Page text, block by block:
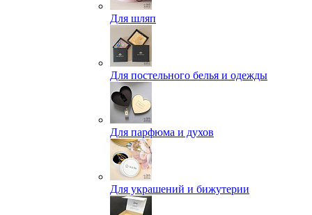
Для шляп
Для постельного белья и одежды
Для парфюма и духов
Для украшений и бижутерии